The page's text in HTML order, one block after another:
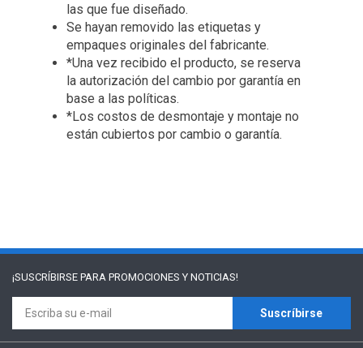
las que fue diseñado.
Se hayan removido las etiquetas y
empaques originales del fabricante.
*Una vez recibido el producto, se reserva
la autorización del cambio por garantía en
base a las políticas.
*Los costos de desmontaje y montaje no
están cubiertos por cambio o garantía.
¡SUSCRÍBIRSE PARA PROMOCIONES Y NOTICIAS!
Suscríbirse